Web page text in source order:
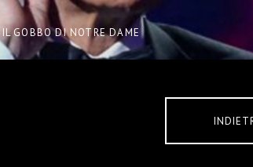
IL GOBBO DI NOTRE DAME